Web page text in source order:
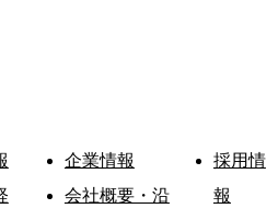
企業情報
会社概要・沿
採用情
報